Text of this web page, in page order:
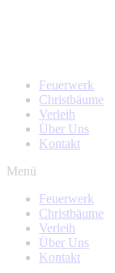
Feuerwerk
Christbäume
Verleih
Über Uns
Kontakt
Menü
Feuerwerk
Christbäume
Verleih
Über Uns
Kontakt